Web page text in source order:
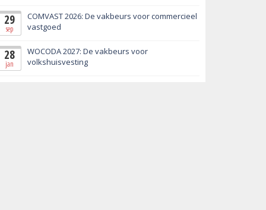
29
sep
COMVAST 2026: De vakbeurs voor commercieel
vastgoed
28
jan
WOCODA 2027: De vakbeurs voor
volkshuisvesting